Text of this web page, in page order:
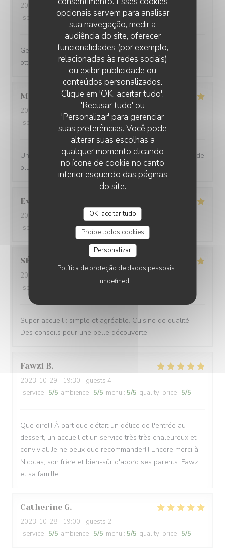
opcionais servem para analisar
sua navegação, medir a
audiência do site, oferecer
funcionalidades (por exemplo,
relacionadas às redes sociais)
ou exibir publicidade ou
conteúdos personalizados.
Clique em 'OK, aceitar tudo',
'Recusar tudo' ou
'Personalizar' para gerenciar
suas preferências. Você pode
alterar suas escolhas a
qualquer momento clicando
no ícone de cookie no canto
inferior esquerdo das páginas
do site.
OK, aceitar tudo
Proíbe todos cookies
Personalizar
Política de proteção de dados pessoais
undefined
2024-11-09
- 21:00 - guests 3
service
/5 ambience: 4/5 menu :4/5 quality_price
Gestione molto ospitale e personale gentilissimo. Cibo
ottimo. Torneremo
MICHAELA L
2023-10-29
- 12:30 - guests 3
service
ambience: 5/5 menu :5 /5 quality_price
Un très bon accueil, un excellent repas, que demander de
plus. Je recommande.
Eve
2023-10-30
- 19:30 - guests 2
service
ambience:5/5 menu:5/5 quality_price
SÉBASTIEN
2023-10-29
service
Super accueil : simple et agréable. Cuisine de qualité.
Des conseils pour une belle découverte !
Fawzi B
2023-10-29 - 19:30 - guests 4
service : 5/5 ambience : 5/5 menu : 5/5 quality_price : 5/5
Que dire!!! À part que c'était un délice de l'entrée au
dessert, un accueil et un service très très chaleureux et
convivial. Je ne peux que recommander!!! Encore merci à
Nicolas, son frère et bien-sûr d'abord ses parents. Fawzi
et sa famille
Catherine G
2023-10-28 - 19:00 - guests 2
service : 5/5 ambience : 5/5 menu : 5/5 quality_price : 5/5